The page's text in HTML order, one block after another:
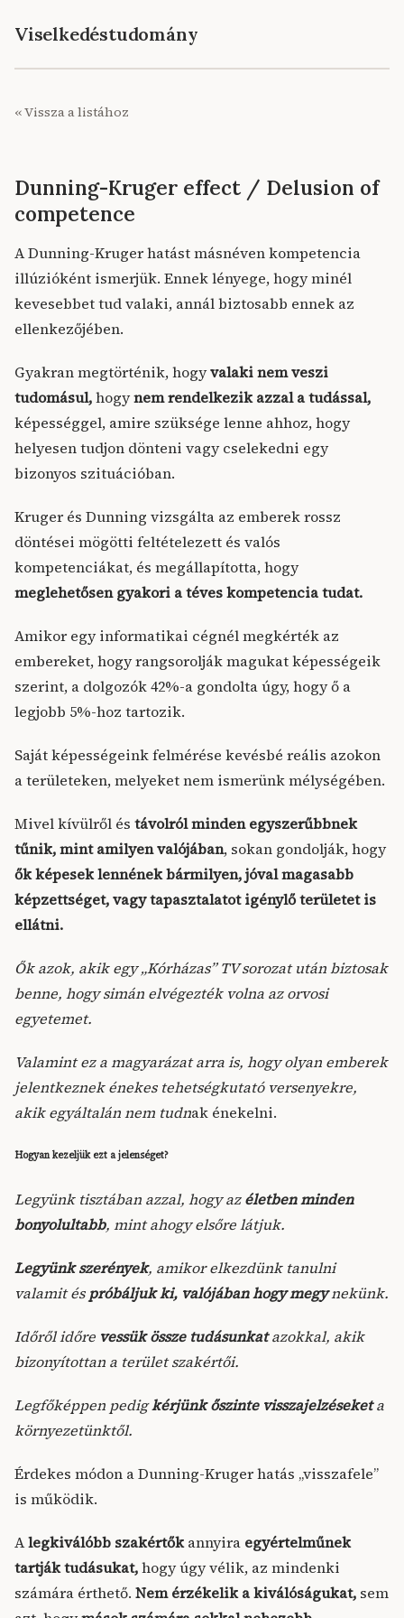
Viselkedéstudomány
« Vissza a listához
Dunning-Kruger effect / Delusion of
competence
A Dunning-Kruger hatást másnéven kompetencia
illúzióként ismerjük. Ennek lényege, hogy minél
kevesebbet tud valaki, annál biztosabb ennek az
ellenkezőjében.
Gyakran megtörténik, hogyvalaki nem veszi
tudomásul,hogynem rendelkezik azzal a tudással,
képességgel, amire szüksége lenne ahhoz, hogy
helyesen tudjon dönteni vagy cselekedni egy
bizonyos szituációban.
Kruger és Dunning vizsgálta az emberek rossz
döntései mögötti feltételezett és valós
kompetenciákat, és megállapította, hogy
meglehetősen gyakori a téves kompetencia tudat.
Amikor egy informatikai cégnél megkérték az
embereket, hogy rangsorolják magukat képességeik
szerint, a dolgozók 42%-a gondolta úgy, hogy ő a
legjobb 5%-hoz tartozik.
Saját képességeink felmérése kevésbé reális azokon
a területeken, melyeket nem ismerünk mélységében.
Mivel kívülről és távolról minden egyszerűbbnek
tűnik, mint amilyen valójában, sokan gondolják, hogy
ők képesek lennének bármilyen, jóval magasabb
képzettséget, vagy tapasztalatot igénylő területet is
ellátni.
Ők azok, akik egy „Kórházas” TV sorozat után biztosak
benne, hogy simán elvégezték volna az orvosi
egyetemet.
Valamint ez a magyarázat arra is, hogy olyan emberek
jelentkeznek énekes tehetségkutató versenyekre,
akik egyáltalán nem tudnak énekelni.
Hogyan kezeljük ezt a jelenséget?
Legyünk tisztában azzal, hogy azéletben minden
bonyolultabb, mint ahogy elsőre látjuk.
Legyünk szerények, amikor elkezdünk tanulni
valamit és próbáljuk ki, valójában hogy megynekünk.
Időről időre vessük össze tudásunkatazokkal, akik
bizonyítottan a terület szakértői.
Legfőképpen pedigkérjünk őszinte visszajelzéseketa
környezetünktől.
Érdekes módon a Dunning-Kruger hatás „visszafele”
is működik.
Alegkiválóbb szakértőkannyira egyértelműnek
tartják tudásukat,hogy úgy vélik, az mindenki
számára érthető. Nem érzékelik a kiválóságukat, sem